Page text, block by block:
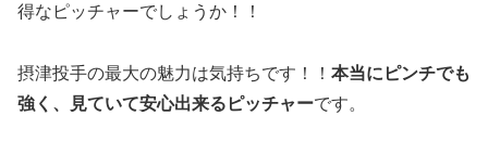
得なピッチャーでしょうか！！
摂津投手の最大の魅力は気持ちです！！ 本当にピンチでも
強く、見ていて安心出来るピッチャーです。